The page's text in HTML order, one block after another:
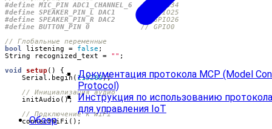
Документация протокола MCP (Model
Protocol)
Инструкция по использованию
для управления IoT
Обзор
#define MIC_PIN ADC1_CHANNEL_6
#define SPEAKER_PIN_L DAC1
#define SPEAKER_PIN_R DAC2
#define BUTTON_PIN 0
bool
listening = false ;
String
recognized_text = "" ;
void
setup ()
{
Serial . begin ( 115200);
initAudio ();
connectWiFi ();